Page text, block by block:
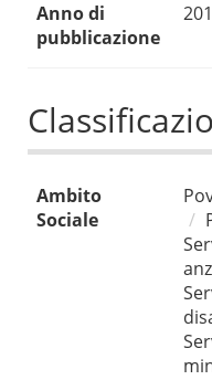
Anno di
pubblicazione
Ambito
Sociale